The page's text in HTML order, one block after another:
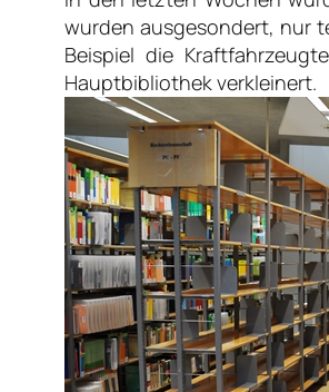
wurden ausgesondert, nur
Beispiel die
Hauptbibliothek verkleinert.